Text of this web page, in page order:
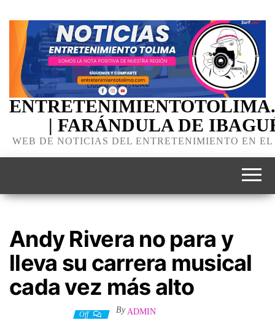
| FARÁNDULA DE
WEB DE NOTICIAS DEL ENTRETENIMIENTO EN
Andy Rivera no para y
lleva su carrera musical
cada vez más alto
Off By ADMIN